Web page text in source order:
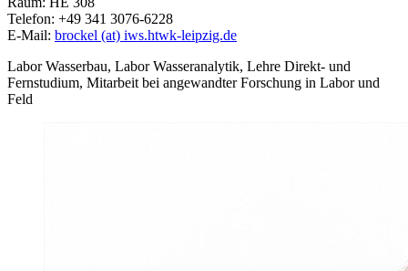
Telefon: +49 341 3076-6228
E-Mail: brockel (at) iws.htwk-leipzig.de
Labor Wasserbau, Labor Wasseranalytik, Lehre Direkt- und
Fernstudium, Mitarbeit bei angewandter Forschung in Labor und
Feld